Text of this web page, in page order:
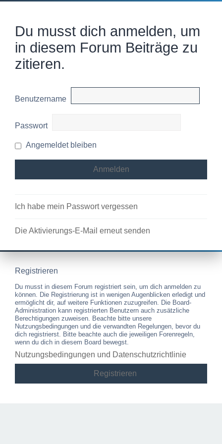
Du musst dich anmelden, um
in diesem Forum Beiträge zu
zitieren.
Benutzername
Passwort
Angemeldet bleiben
Ich habe mein Passwort vergessen
Die Aktivierungs-E-Mail erneut senden
Registrieren
Du musst in diesem Forum registriert sein, um dich anmelden zu
können. Die Registrierung ist in wenigen Augenblicken erledigt und
ermöglicht dir, auf weitere Funktionen zuzugreifen. Die Board-
Administration kann registrierten Benutzern auch zusätzliche
Berechtigungen zuweisen. Beachte bitte unsere
Nutzungsbedingungen und die verwandten Regelungen, bevor du
dich registrierst. Bitte beachte auch die jeweiligen Forenregeln,
wenn du dich in diesem Board bewegst.
Nutzungsbedingungen und Datenschutzrichtlinie
Registrieren